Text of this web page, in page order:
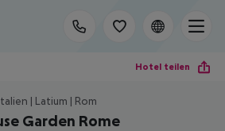
Hotel teilen
| Latium | Rom
Garden Rome